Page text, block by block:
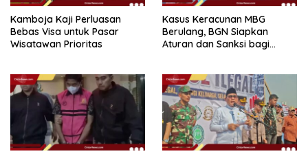
Kamboja Kaji Perluasan
Bebas Visa untuk Pasar
Wisatawan Prioritas
Kasus Keracunan MBG
Berulang, BGN Siapkan
Aturan dan Sanksi bagi